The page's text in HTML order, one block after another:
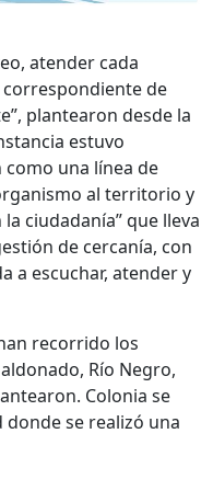
atender cada
de
plantearon desde la
estuvo
una línea de
al territorio y
ciudadanía” que lleva
de cercanía, con
a escuchar, atender y
recorrido los
Río Negro,
Colonia se
se realizó una